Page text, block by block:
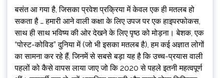
बसंत आ गया है, जिसका प्रवेश प्रक्रिया में केवल एक ही मतलब हो
सकता है … हमारी आने वाली कक्षा के लिए उपज पर एक हाइपरफोकस,
साथ ही साथ भविष्य की ओर देखने के लिए पृष्ठ को मोड़ना। बेशक, एक
“पोस्ट-कोविड” दुनिया में (जो भी इसका मतलब है), हम कई अज्ञात लोगों
का सामना कर रहे हैं, जिनमें से सबसे बड़ा यह है कि उच्च-प्रयास वाली
पहलों को कैसे वापस लाया जाए जो कि 2020 से पहले इतनी महत्वपूर्ण